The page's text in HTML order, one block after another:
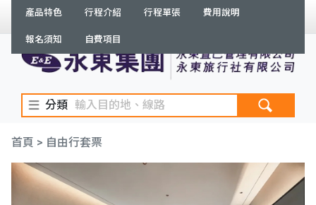
繁體 登入/
分類
首頁 > 自由行套票
產品特色 行程介紹 行程單張 費用說明
報名須知 自費項目